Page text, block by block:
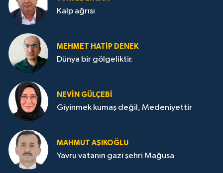
Kalp ağrısı
MEHMET HATİP DENEK
Dünya bir gölgeliktir.
NEVİN GÜLÇEBİ
Giyinmek kumaş değil, Medeniyettir
MAHMUT AŞIKOĞLU
Yavru vatanın gazi şehri Mağusa